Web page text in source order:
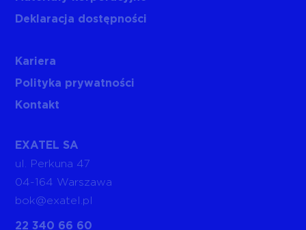
Deklaracja dostępności
Kariera
Polityka prywatności
Kontakt
EXATEL SA
ul. Perkuna 47
04-164 Warszawa
bok@exatel.pl
22 340 66 60